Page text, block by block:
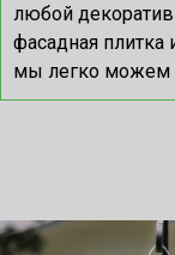
любой
фасадная
мы легко можем